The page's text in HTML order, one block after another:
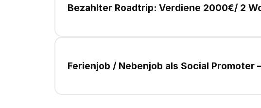
Bezahlter Roadtrip: Verdiene 2000€/ 2
04.08.2026
Ferienjob / Nebenjob als Social Promoter
11.07.2026